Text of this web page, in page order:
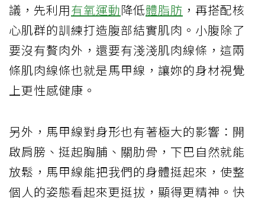
議，先利用有氧運動降低體脂肪 ，再搭配核
心肌群的訓練打造腹部結實肌肉。小腹除了
要沒有贅肉外，還要有淺淺肌肉線條，這兩
條肌肉線條也就是馬甲線，讓妳的身材視覺
上更性感健康。
另外，馬甲線對身形也有著極大的影響：開
啟肩膀、挺起胸脯、關肋骨，下巴自然就能
放鬆，馬甲線能把我們的身體挺起來，使整
個⼈的姿態看起來更挺拔，顯得更精神。快